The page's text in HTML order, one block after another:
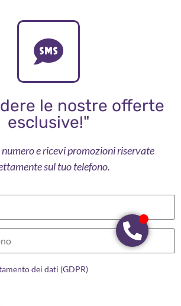
le nostre offerte
esclusive!"
e ricevi promozioni riservate
sul tuo telefono.
dei dati (GDPR)